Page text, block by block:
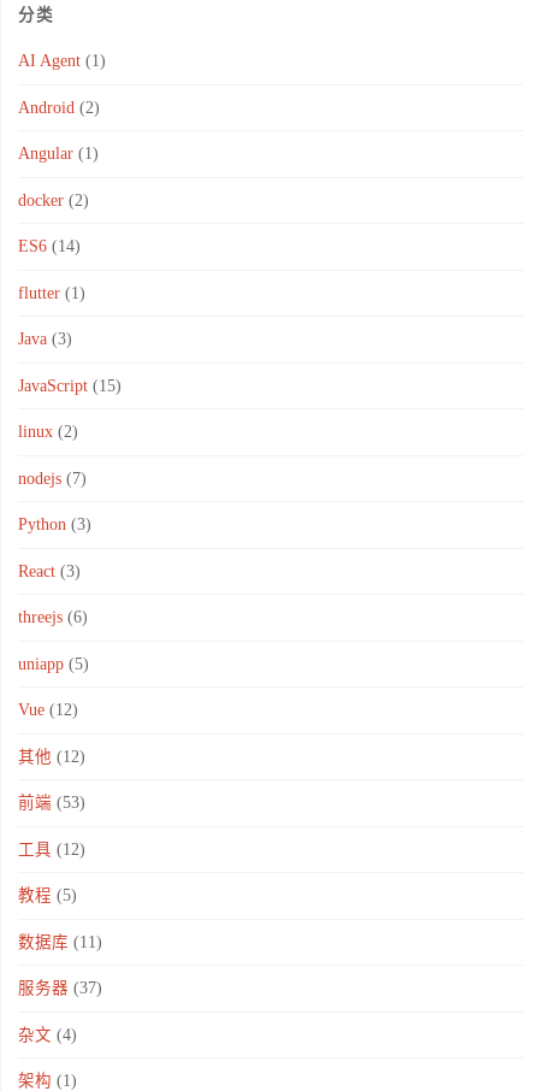
分类
AI Agent(1)
Android (2)
Angular(1)
docker(2)
ES6(14)
flutter(1)
Java(3)
JavaScript(15)
linux(2)
nodejs(7)
Python(3)
React(3)
threejs(6)
uniapp(5)
Vue(12)
其他 (12)
前端 (53)
工具 (12)
教程 (5)
数据库 (11)
服务器 (37)
杂文 (4)
架构 (1)